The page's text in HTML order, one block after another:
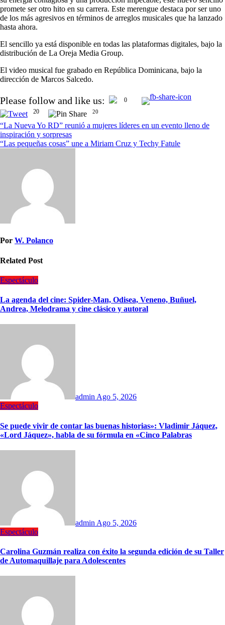
promete ser otro hito en su carrera. Este merengue destaca por ser uno
de los más agresivos en términos de arreglos musicales que ha lanzado
hasta ahora.
El sencillo ya está disponible en todas las plataformas digitales, bajo la
distribución de La Oreja Media Group.
El video musical fue grabado en República Dominicana, bajo la
dirección de Marcos Salcedo.
Please follow and like us:
0
20
20
Navegación
de
entradas
“La Nueva Yo RD” reunió a mujeres líderes en un evento lleno de
inspiración y sorpresas
“Las pequeñas cosas” une a Miriam Cruz y Techy Fatule
Por W. Polanco
Related Post
Espectáculo
La agenda del cine: Spider-Man, Odisea, Veneno, Buñuel,
Andrea, Melodrama y cine clásico y autoral
admin Ago 5, 2026
Espectáculo
Se puede vivir de contar las buenas historias»: Vladimir Jáquez,
«Lord Jáquez», habla de su fórmula en «Cinco Palabras
admin Ago 5, 2026
Espectáculo
Carolina Guzmán realiza con éxito la segunda edición de su Taller
de Automaquillaje para Adolescentes